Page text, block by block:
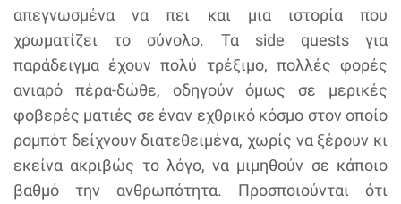
απεγνωσμένα να πει και μια ιστορία που
χρωματίζει το σύνολο. Τα side quests για
παράδειγμα έχουν πολύ τρέξιμο, πολλές φορές
ανιαρό πέρα-δώθε, οδηγούν όμως σε μερικές
φοβερές ματιές σε έναν εχθρικό κόσμο στον οποίο
ρομπότ δείχνουν διατεθειμένα, χωρίς να ξέρουν κι
εκείνα ακριβώς το λόγο, να μιμηθούν σε κάποιο
βαθμό την ανθρωπότητα. Προσποιούνται ότι